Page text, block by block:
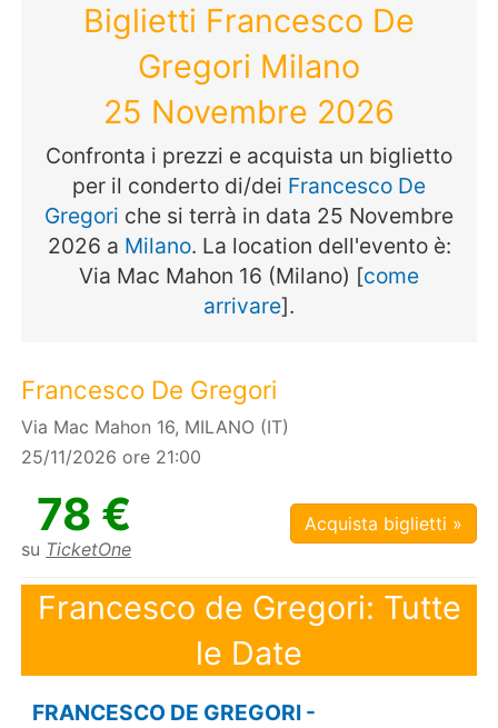
Biglietti Francesco De
Gregori Milano
25 Novembre 2026
Confronta i prezzi e acquista un biglietto
per il conderto di/dei Francesco De
Gregori che si terrà in data 25 Novembre
2026 a Milano. La location dell'evento è:
Via Mac Mahon 16 (Milano) [come
arrivare].
Francesco De Gregori
Via Mac Mahon 16, MILANO (IT)
25/11/2026 ore 21:00
78 €
su TicketOne
Acquista biglietti »
Francesco de Gregori: Tutte
le Date
FRANCESCO DE GREGORI -